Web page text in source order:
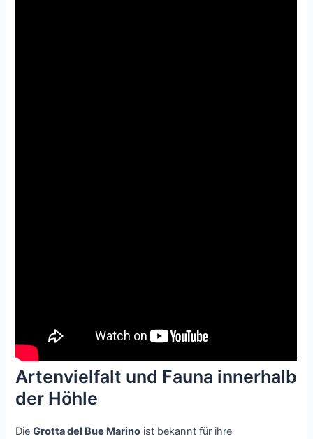
Artenvielfalt und Fauna innerhalb
der Höhle
DieGrotta del Bue Marino ist bekannt für ihre